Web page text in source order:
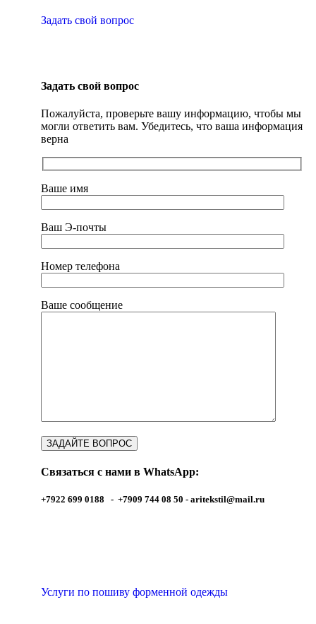
Задать свой вопрос
Задать свой вопрос
Пожалуйста, проверьте вашу информацию, чтобы мы
могли ответить вам. Убедитесь, что ваша информация
верна
Ваше имя
Ваш Э-почты
Номер телефона
Ваше сообщение
Связаться с нами в WhatsApp:
+7922 699 0188 - +7909 744 08 50 - aritekstil@mail.ru
Услуги по пошиву форменной одежды